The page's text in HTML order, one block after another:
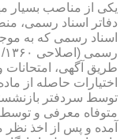
یكی از مناصب بسیار
دفاتر اسناد رسمی،
طریق آگهی، امتحانات
توسط سردفتر
متوفاه معرفی و توسط
آمده و پس از اخذ نظر